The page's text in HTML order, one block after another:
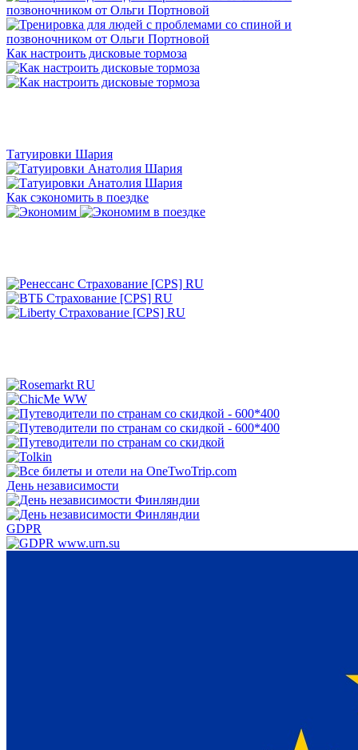
Как настроить дисковые тормоза
Татуировки Шария
Как сэкономить в поездке
День независимости
GDPR